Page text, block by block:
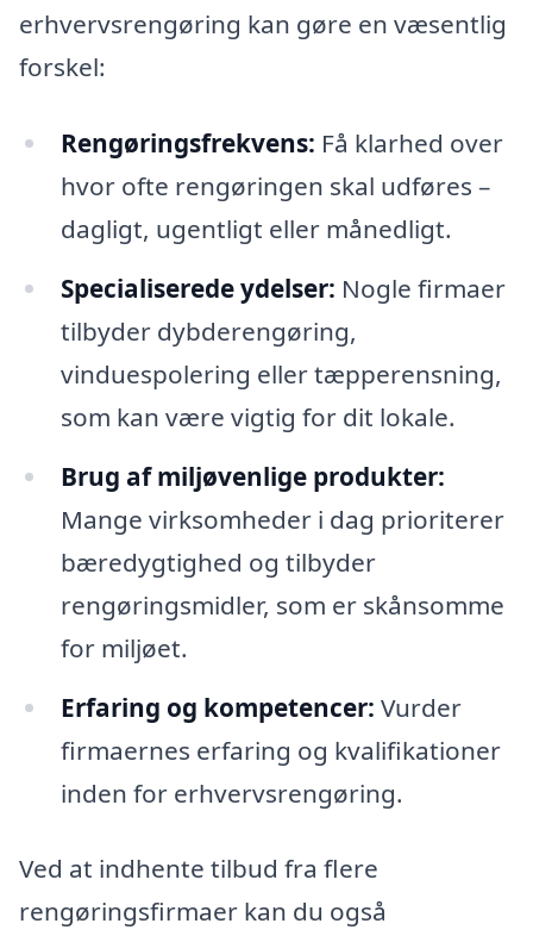
erhvervsrengøring kan gøre en væsentlig
forskel:
Rengøringsfrekvens: Få klarhed over
hvor ofte rengøringen skal udføres –
dagligt, ugentligt eller månedligt.
Specialiserede ydelser: Nogle firmaer
tilbyder dybderengøring,
vinduespolering eller tæpperensning,
som kan være vigtig for dit lokale.
Brug af miljøvenlige produkter:
Mange virksomheder i dag prioriterer
bæredygtighed og tilbyder
rengøringsmidler, som er skånsomme
for miljøet.
Erfaring og kompetencer: Vurder
firmaernes erfaring og kvalifikationer
inden for erhvervsrengøring.
Ved at indhente tilbud fra flere
rengøringsfirmaer kan du også